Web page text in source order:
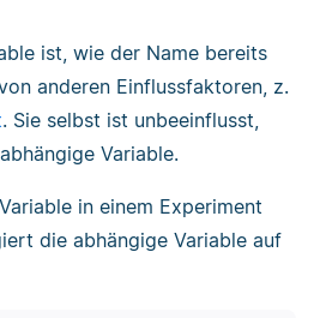
ist, wie der Name bereits
anderen Einflussfaktoren, z.
. Sie selbst ist unbeeinflusst,
Variable.
in einem Experiment
die abhängige Variable auf